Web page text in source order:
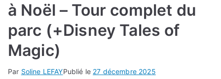
à Noël – Tour complet du
parc (+Disney Tales of
Magic)
Par Soline LEFAYPublié le 27 décembre 2025